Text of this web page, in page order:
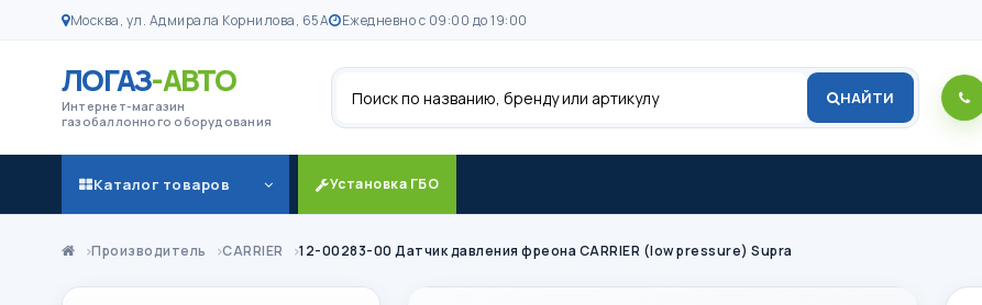
Москва, ул. Адмирала Корнилова, 65А Ежедневно с 09:00 до 19:00
ЛОГАЗ-АВТО
Интернет-магазин
газобаллонного оборудования
НАЙТИ
Каталог товаров Установка ГБО
Производитель CARRIER 12-00283-00 Датчик давления фреона CARRIER (low pressure) Supra